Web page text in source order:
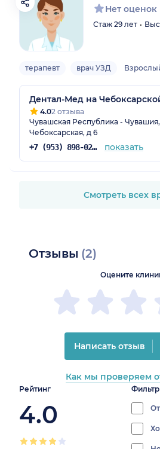
Нет оценок
Стаж 29 лет
терапевт врач УЗД
Дентал-Мед на
4.02 отзыва
Чувашская Республика -
Чебоксарская, д 6
+7 (953) 898-02-22 показать
Смотреть всех
Отзывы (2)
Рейтинг
4.0
50%
0%
Оцените
Написать отзыв
Как мы проверяем